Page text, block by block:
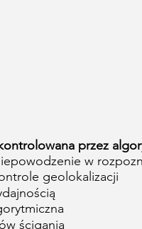
przez
w
geolokalizacji
ścigania